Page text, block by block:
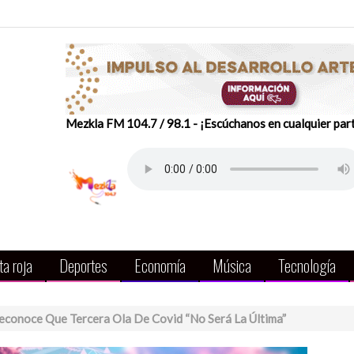
Mezkla FM 104.7 / 98.1 - ¡Escúchanos en cualquier
roja Deportes Economía Música Tecnología
Que Tercera Ola De Covid “no Será La Última”